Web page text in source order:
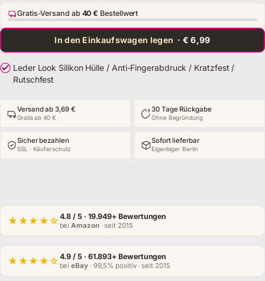
Gratis-Versand ab 40 € Bestellwert
In den Einkaufswagen legen · € 6,99
Leder Look Silikon Hülle / Anti-Fingerabdruck / Kratzfest /
Rutschfest
Versand ab 3,69 €
Gratis ab 40 €
30 Tage Rückgabe
Ohne Begründung
Sicher bezahlen
SSL · Käuferschutz
Sofort lieferbar
Eigenlager Berlin
★★★★☆ 4.8 / 5 · 19.949+ Bewertungen
beiAmazon· seit 2015
★★★★☆ 4.9 / 5 · 61.893+ Bewertungen
beieBay· 99,5% positiv · seit 2015